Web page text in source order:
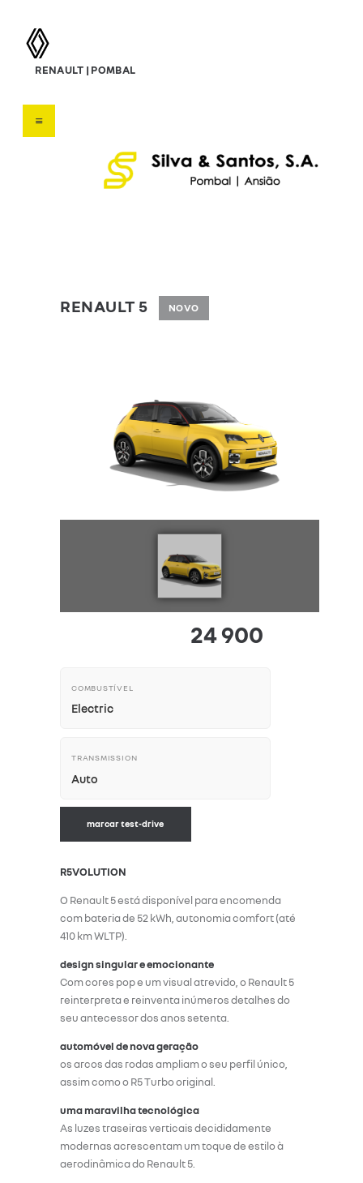
RENAULT | POMBALConcessionário Renault
HOME
RENAULT 5 NOVO
24 900
COMBUSTÍVEL
Electric
TRANSMISSION
Auto
marcar test-drive
R5VOLUTION
O Renault 5 está disponível para encomenda
com bateria de 52 kWh, autonomia comfort (até
410 km WLTP).
design singular e emocionante
Com cores pop e um visual atrevido, o Renault 5
reinterpreta e reinventa inúmeros detalhes do
seu antecessor dos anos setenta.
automóvel de nova geração
os arcos das rodas ampliam o seu perfil único,
assim como o R5 Turbo original.
uma maravilha tecnológica
As luzes traseiras verticais decididamente
modernas acrescentam um toque de estilo à
aerodinâmica do Renault 5.